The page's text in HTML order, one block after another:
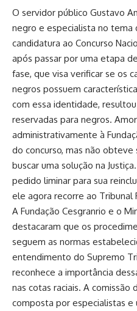
O servidor público Gustavo
negro e especialista no tema
candidatura ao Concurso
após passar por uma etapa
fase, que visa verificar se os
negros possuem
com essa identidade,
reservadas para negros.
administrativamente à
do concurso, mas não obteve
buscar uma solução na
pedido liminar para sua
ele agora recorre ao Tribunal
A Fundação Cesgranrio e o
destacaram que os
seguem as normas
entendimento do Supremo
reconhece a importância
nas cotas raciais. A
composta por especialistas e